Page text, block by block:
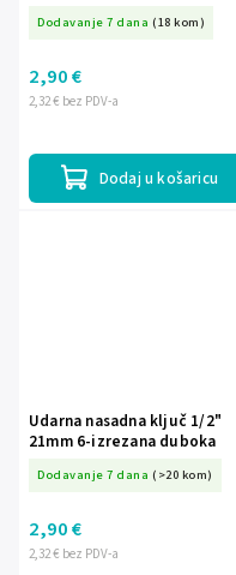
Dodavanje 7 dana (18 kom)
2,32 € bez PDV-a
2,90 €
Dodaj u košaricu
Udarna nasadna ključ 1/2"
21mm 6-izrezana duboka
Dodavanje 7 dana (>20 kom)
2,32 € bez PDV-a
2,90 €